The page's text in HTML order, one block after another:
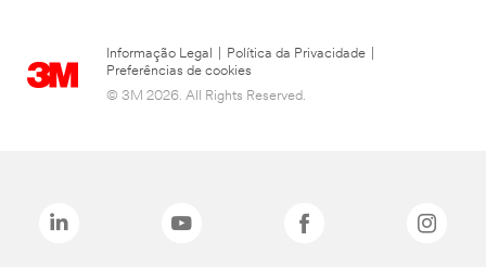
Informação Legal Política da Privacidade
Preferências de cookies
© 3M 2026. All Rights Reserved.